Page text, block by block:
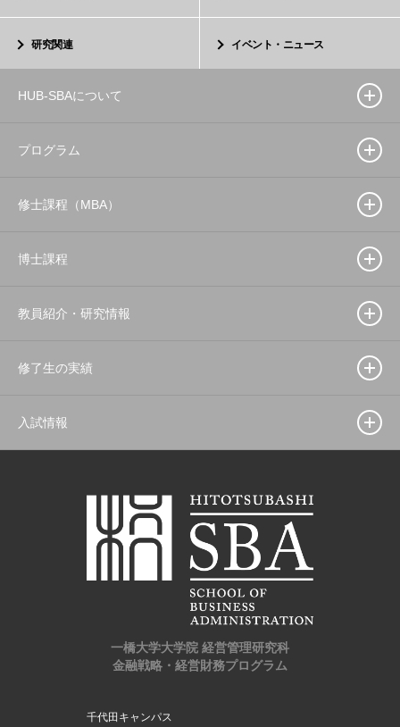
研究関連 イベント・ニュース
HUB-SBAについて
プログラム
修士課程（MBA）
博士課程
教員紹介・研究情報
修了生の実績
入試情報
一橋大学大学院 経営管理研究科
金融戦略・経営財務プログラム
千代田キャンパス